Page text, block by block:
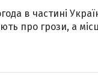
в частині
про грози, а